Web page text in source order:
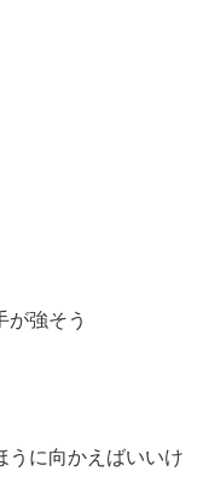
が強そう
うに向かえばいいけ